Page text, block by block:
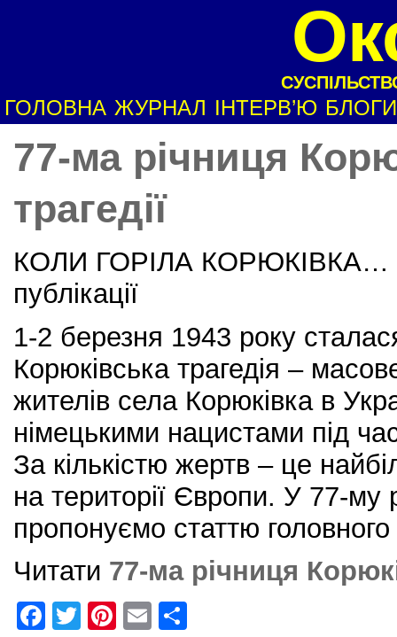
ГОЛОВНА ЖУРНАЛ ІНТЕРВ’Ю БЛОГИ
77-ма річниця
трагедії
КОЛИ ГОРІЛА КОРЮКІВКА…
публікації
1-2 березня 1943 року
Корюківська трагедія –
жителів села Корюківка в
німецькими нацистами під
За кількістю жертв – це
на території Європи. У 77-му
пропонуємо статтю
Читати 77-ма річниця
F
T
Pi
E